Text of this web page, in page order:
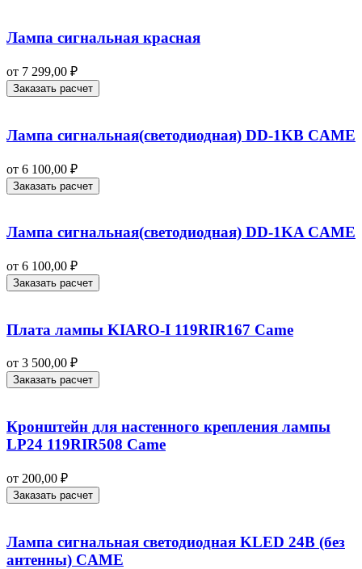
Лампа сигнальная красная
от 7 299,00 ₽
Заказать расчет
Лампа сигнальная(светодиодная) DD-1KB CAME
от 6 100,00 ₽
Заказать расчет
Лампа сигнальная(светодиодная) DD-1KA CAME
от 6 100,00 ₽
Заказать расчет
Плата лампы KIARO-I 119RIR167 Came
от 3 500,00 ₽
Заказать расчет
Кронштейн для настенного крепления лампы
LP24 119RIR508 Came
от 200,00 ₽
Заказать расчет
Лампа сигнальная светодиодная KLED 24В (без
антенны) CAME